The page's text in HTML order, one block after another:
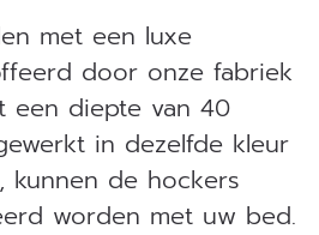
met een luxe
door onze fabriek
een diepte van 40
in dezelfde kleur
kunnen de hockers
worden met uw bed.